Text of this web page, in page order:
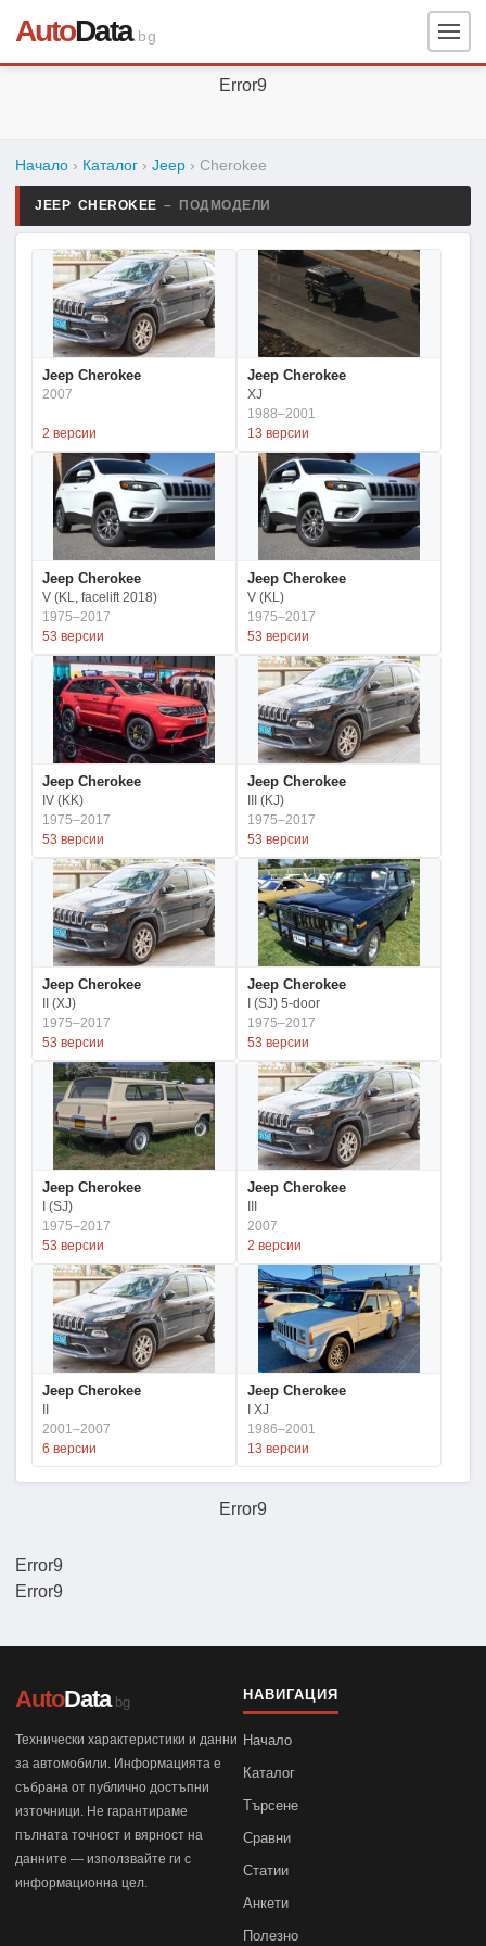
AutoData.bg
Error9
Error9
Начало › Каталог › Jeep › Cherokee
JEEP CHEROKEE – ПОДМОДЕЛИ
Jeep Cherokee
2007
2 версии
Jeep Cherokee
XJ
1988–2001
13 версии
Jeep Cherokee
V (KL, facelift 2018)
1975–2017
53 версии
Jeep Cherokee
V (KL)
1975–2017
53 версии
Jeep Cherokee
IV (KK)
1975–2017
53 версии
Jeep Cherokee
III (KJ)
1975–2017
53 версии
Jeep Cherokee
II (XJ)
1975–2017
53 версии
Jeep Cherokee
I (SJ) 5-door
1975–2017
53 версии
Jeep Cherokee
I (SJ)
1975–2017
53 версии
Jeep Cherokee
2007
2 версии
Jeep Cherokee
2001–2007
6 версии
Jeep Cherokee
I XJ
1986–2001
13 версии
Error9
Error9
AutoData.bg
Технически характеристики и данни
за автомобили. Информацията е
събрана от публично достъпни
източници. Не гарантираме
пълната точност и вярност на
данните — използвайте ги с
информационна цел.
НАВИГАЦИЯ
Начало
Каталог
Търсене
Сравни
Статии
Анкети
Полезно